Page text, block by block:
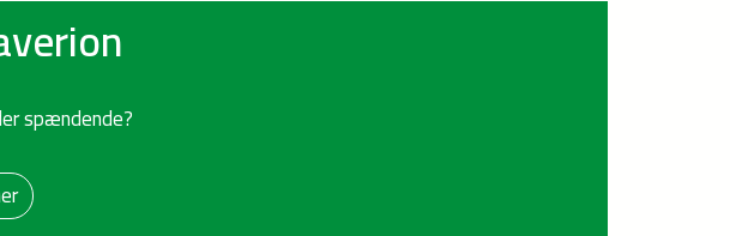
spændende?